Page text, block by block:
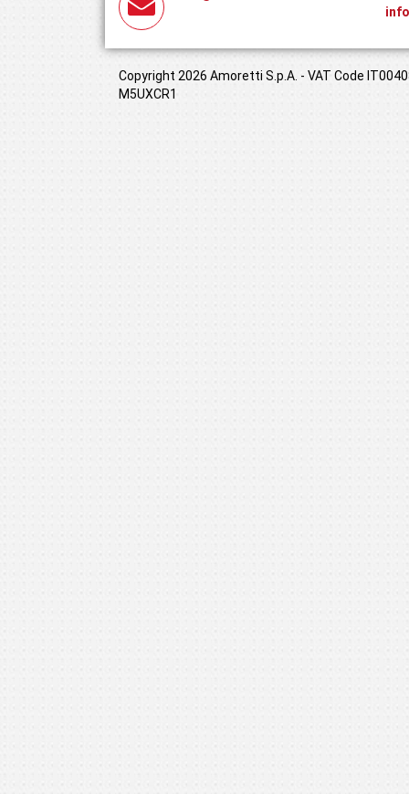
Copyright 2026 Amoretti S.p.A. - VAT Code
M5UXCR1